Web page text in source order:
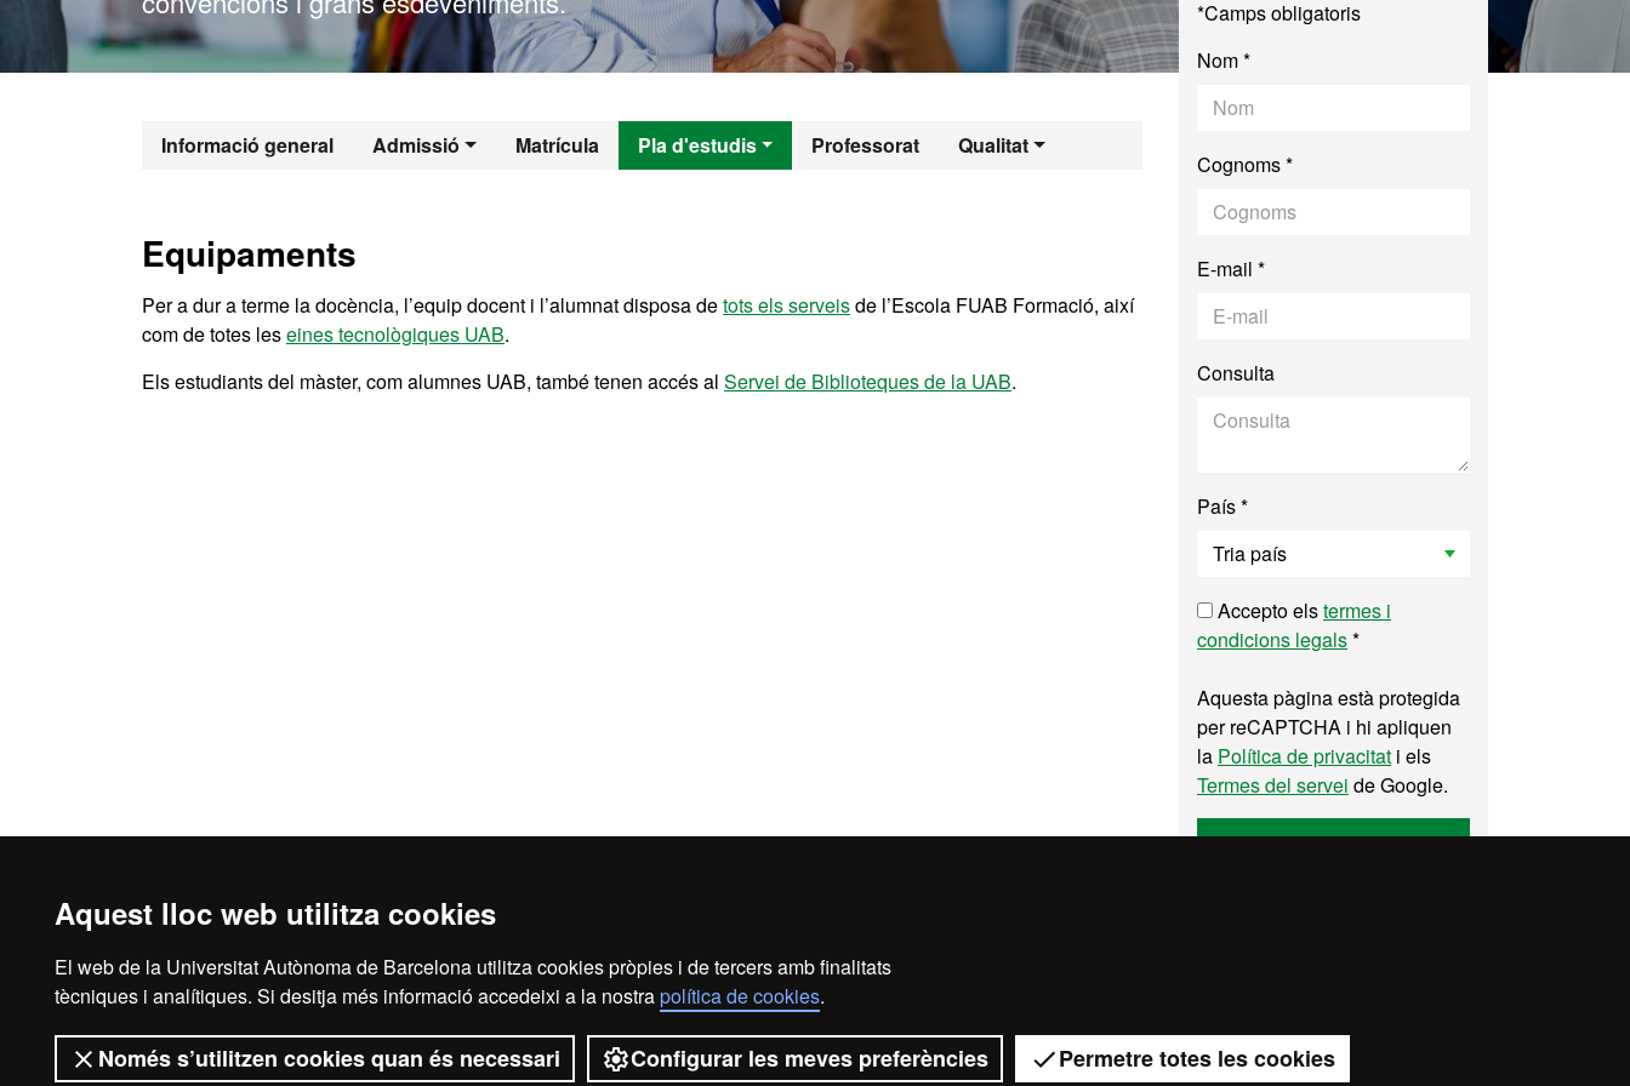
Aquest lloc web utilitza cookies
El web de la Universitat Autònoma de Barcelona utilitza cookies pròpies i de tercers amb finalitats
tècniques i analítiques. Si desitja més informació accedeixi a la nostrapolítica de cookies.
Només s’utilitzen cookies quan és necessari Configurar les meves preferències Permetre totes les cookies
Informació general Admissió Matrícula Pla d'estudis Professorat Qualitat
Màster Oficial - Direcció i Organització de
Equipaments
Per a dur a terme la docència, l’equip docent i l’alumnat disposa detots els serveisde l’Escola FUAB Formació, així
com de totes leseines tecnològiques UAB.
Els estudiants del màster, com alumnes UAB, també tenen accés al Servei de Biblioteques de la UAB.
*Camps obligatoris
Nom *
Cognoms *
E-mail *
Consulta
País *
Accepto elstermes i
condicions legals*
Aquesta pàgina està protegida
per reCAPTCHA i hi apliquen
la Política de privacitat i els
Termes del servei de Google.
Enviar
Avís legal Protecció de dades Sobre el web Accessibilitat web
2026 Universitat Autònoma de Barcelona